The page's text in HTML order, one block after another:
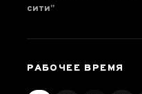
сити”
РАБОЧЕЕ ВРЕМЯ